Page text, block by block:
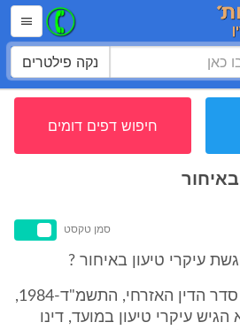
נקה פילטרים
חיפוש דפים דומים
סמן טקסט
עיקרי טיעון באיחור ?
תקנה 446(ד) לתקנות סדר הדין האזרחי, התשמ"ד-1984,
עיקרי טיעון במועד, דינו